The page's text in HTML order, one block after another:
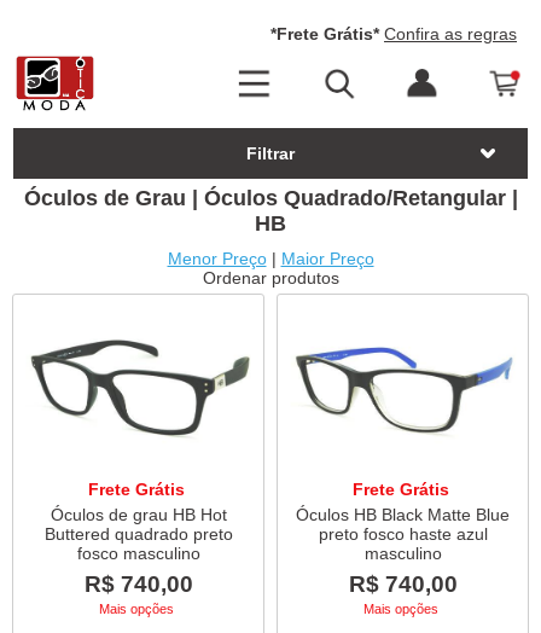
*Frete Grátis* Confira as regras
Filtrar
Óculos de Grau | Óculos Quadrado/Retangular |
HB
Menor Preço| Maior Preço
Ordenar produtos
Frete Grátis
Óculos de grau HB Hot
Buttered quadrado preto
fosco masculino
R$ 740,00
Mais opções
Frete Grátis
Óculos HB Black Matte Blue
preto fosco haste azul
masculino
R$ 740,00
Mais opções